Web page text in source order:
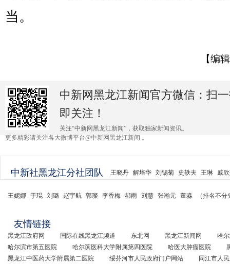
当。
【编
中新网黑龙江新闻官方微信：扫
即关注！
关注“中新网黑龙江新闻”，获取独家新闻资讯。
更多精彩请关注各大微博平台@中新网黑龙江新闻 。
中新社黑龙江分社团队 王晓丹 解培华 刘锡菊 史轶夫 王琳 戚
王妮娜 于琨 刘璐 赵宇航 郭璨 李香梅 郝雨 刘慧 张瀚元 董淼 （排名不
友情链接
黑龙江政府网 国际在线黑龙江频道 东北网 黑龙江新闻网
哈
哈尔滨市第五医院
哈尔滨医科大学附属第四医院 哈医大肿瘤医院
黑龙江中医药大学附属第二医院
绥芬河市人民政府门户网站 同江市人